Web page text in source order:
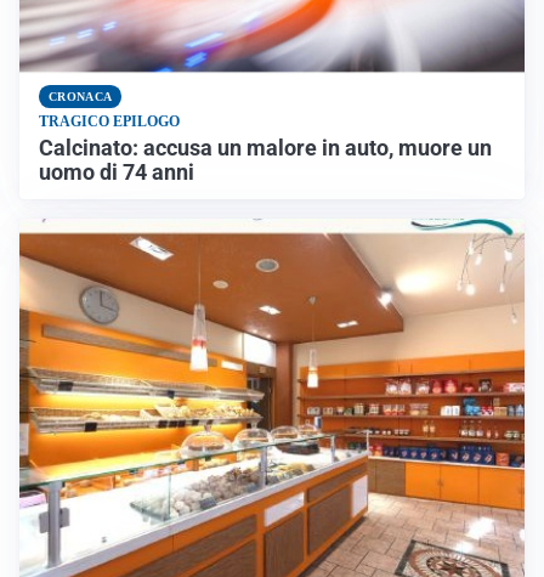
CRONACA
TRAGICO EPILOGO
Calcinato: accusa un malore in auto, muore un
uomo di 74 anni